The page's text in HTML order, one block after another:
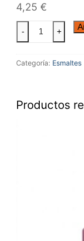
4,25 €
- +
Categoría: Esmaltes
Productos